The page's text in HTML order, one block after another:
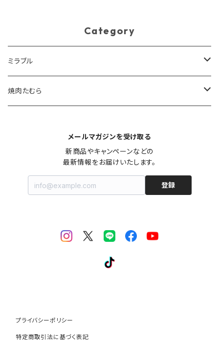
Category
ミラブル
シャワーヘッド
キッチン
焼肉たむら
調味料
メールマガジンを受け取る
新商品やキャンペーンなどの
最新情報をお届けいたします。
登録
プライバシーポリシー
特定商取引法に基づく表記